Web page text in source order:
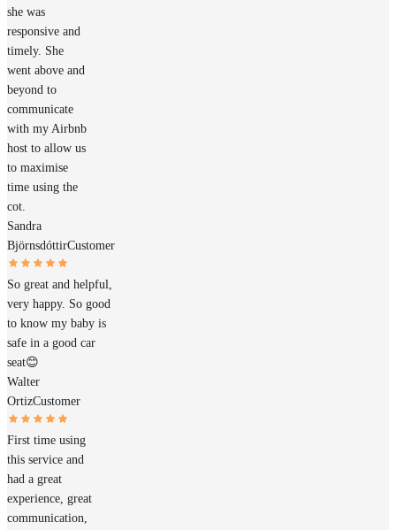
she was
responsive and
timely. She
went above and
beyond to
communicate
with my Airbnb
host to allow us
to maximise
time using the
cot.
Sandra
BjörnsdóttirCustomer
So great and helpful,
very happy. So good
to know my baby is
safe in a good car
seat😊
Walter
OrtizCustomer
First time using
this service and
had a great
experience, great
communication,